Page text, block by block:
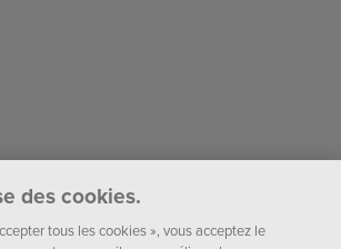
des cookies.
tous les cookies », vous acceptez le